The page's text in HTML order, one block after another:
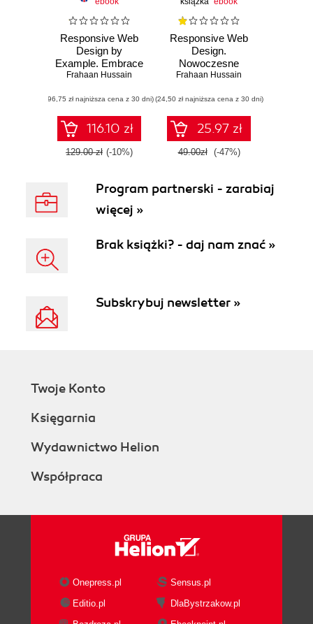
Responsive Web
Design by
Example. Embrace
responsive design
CSS3, JavaScript,
jQuery and
Bootstrap 4
Frahaan Hussain
(96,75 zł najniższa cena z 30 dni)
116.10 zł
129.00 zł (-10%)
Responsive Web
Design.
Nowoczesne
strony WWW na
Frahaan Hussain
(24,50 zł najniższa cena z 30 dni)
25.97 zł
49.00zł (-47%)
Program partnerski - zarabiaj
więcej »
Brak książki? - daj nam znać »
Subskrybuj newsletter »
Twoje Konto
Księgarnia
Wydawnictwo Helion
Współpraca
Onepress.pl
Sensus.pl
Editio.pl
DlaBystrzakow.pl